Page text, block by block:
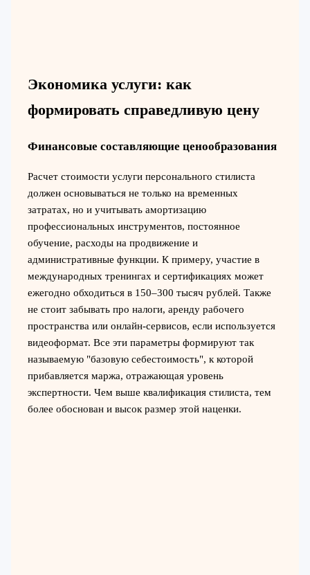
Экономика услуги: как
формировать справедливую цену
Финансовые составляющие ценообразования
Расчет стоимости услуги персонального стилиста
должен основываться не только на временных
затратах, но и учитывать амортизацию
профессиональных инструментов, постоянное
обучение, расходы на продвижение и
административные функции. К примеру, участие в
международных тренингах и сертификациях может
ежегодно обходиться в 150–300 тысяч рублей. Также
не стоит забывать про налоги, аренду рабочего
пространства или онлайн-сервисов, если используется
видеоформат. Все эти параметры формируют так
называемую "базовую себестоимость", к которой
прибавляется маржа, отражающая уровень
экспертности. Чем выше квалификация стилиста, тем
более обоснован и высок размер этой наценки.